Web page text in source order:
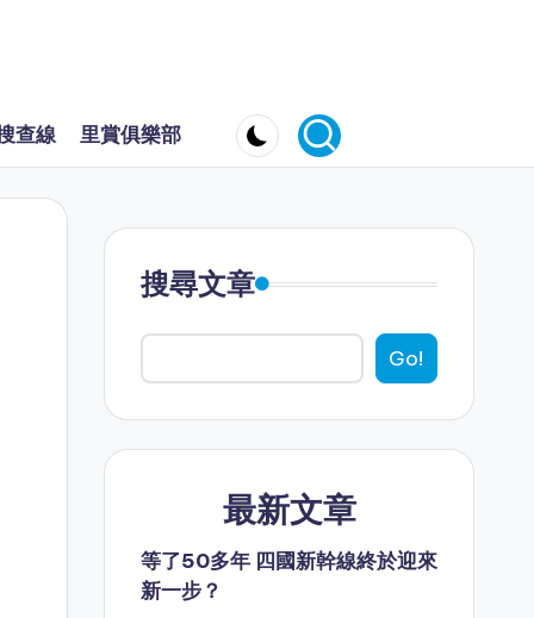
查線 里賞俱樂部
搜尋文章
Go!
最新文章
等了50多年 四國新幹線終於迎來
新一步？